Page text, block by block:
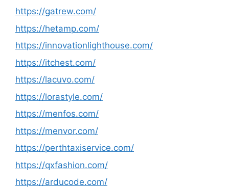
https://gatrew.com/
https://hetamp.com/
https://innovationlighthouse.com/
https://itchest.com/
https://lacuvo.com/
https://lorastyle.com/
https://menfos.com/
https://menvor.com/
https://perthtaxiservice.com/
https://qxfashion.com/
https://arducode.com/